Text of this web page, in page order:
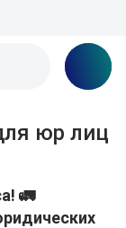
юр лиц
🚛